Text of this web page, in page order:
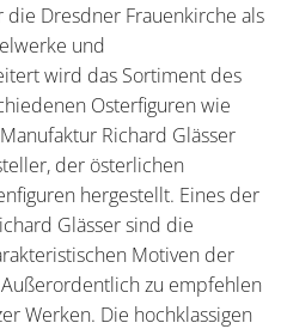
Dresdner Frauenkirche als
und
wird das Sortiment des
Osterfiguren wie
Richard Glässer
der österlichen
hergestellt. Eines der
Glässer sind die
Motiven der
zu empfehlen
Werken. Die hochklassigen